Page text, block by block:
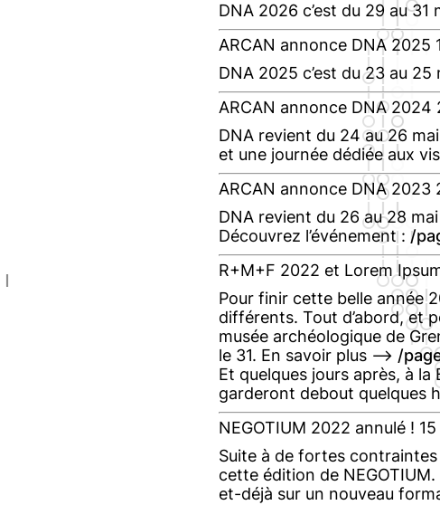
DNA 2026 c’est du 29 au 31
ARCAN annonce DNA 2025
DNA 2025 c’est du 23 au 25
ARCAN annonce DNA 2024
DNA revient du 24 au 26
et une journée dédiée aux
ARCAN annonce DNA 2023
DNA revient du 26 au 28
Découvrez l’événement :
R+M+F 2022 et Lorem
Pour finir cette belle année
différents. Tout d’abord, et
musée archéologique de
le 31. En savoir plus –>
Et quelques jours après, à
garderont debout quelques
NEGOTIUM 2022 annulé !
Suite à de fortes contraintes
cette édition de
et-déjà sur un nouveau